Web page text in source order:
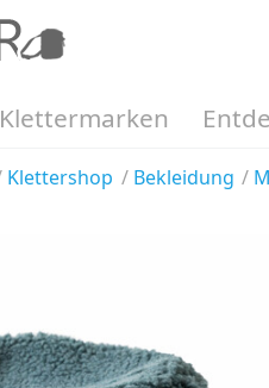
Klettermarken
Klettershop Bekleidung